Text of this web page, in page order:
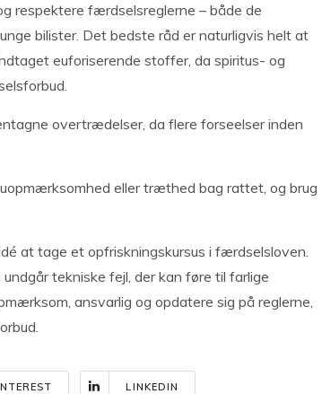
respektere færdselsreglerne – både de
bilister. Det bedste råd er naturligvis helt at
euforiserende stoffer, da spiritus- og
overtrædelser, da flere forseelser inden
eller træthed bag rattet, og brug
at tage et opfriskningskursus i færdselsloven.
tekniske fejl, der kan føre til farlige
ansvarlig og opdatere sig på reglerne,
LINKEDIN